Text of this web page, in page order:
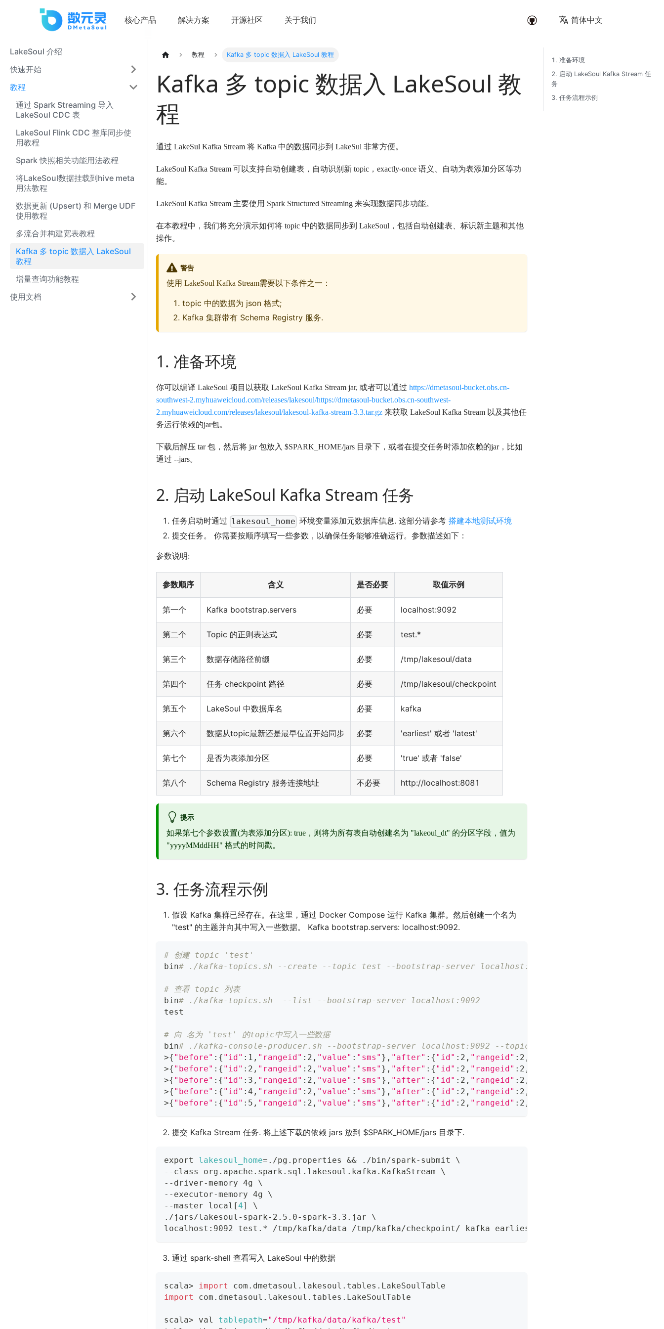
核心产品 解决方案 开源社区 关于我们 简体中文
LakeSoul 介绍
快速开始
教程
通过 Spark Streaming 导入
LakeSoul CDC 表
LakeSoul Flink CDC 整库同步使
用教程
Spark 快照相关功能用法教程
将LakeSoul数据挂载到hive meta
用法教程
数据更新 (Upsert) 和 Merge UDF
使用教程
多流合并构建宽表教程
Kafka 多 topic 数据入 LakeSoul
教程
增量查询功能教程
使用文档
教程 Kafka 多 topic 数据入 LakeSoul 教程
Kafka 多 topic 数据入 LakeSoul 教
程
通过 LakeSul Kafka Stream 将 Kafka 中的数据同步到 LakeSul 非常方便。
LakeSoul Kafka Stream 可以支持自动创建表，自动识别新 topic，exactly-once 语义、自动为表添加分区等功
能。
LakeSoul Kafka Stream 主要使用 Spark Structured Streaming 来实现数据同步功能。
在本教程中，我们将充分演示如何将 topic 中的数据同步到 LakeSoul，包括自动创建表、标识新主题和其他
操作。
警告
使用 LakeSoul Kafka Stream需要以下条件之一：
topic 中的数据为 json 格式;
Kafka 集群带有 Schema Registry 服务.
1. 准备环境
你可以编译 LakeSoul 项目以获取 LakeSoul Kafka Stream jar, 或者可以通过 https://dmetasoul-bucket.obs.cn-
southwest-2.myhuaweicloud.com/releases/lakesoul/https://dmetasoul-bucket.obs.cn-southwest-
2.myhuaweicloud.com/releases/lakesoul/lakesoul-kafka-stream-3.3.tar.gz 来获取 LakeSoul Kafka Stream 以及其他任
务运行依赖的jar包。
下载后解压 tar 包，然后将 jar 包放入 $SPARK_HOME/jars 目录下，或者在提交任务时添加依赖的jar，比如
通过 --jars。
2. 启动 LakeSoul Kafka Stream 任务
任务启动时通过 lakesoul_home 环境变量添加元数据库信息. 这部分请参考搭建本地测试环境
提交任务。 你需要按顺序填写一些参数，以确保任务能够准确运行。参数描述如下：
参数说明:
参数顺序 含义 是否必要 取值示例
第一个 Kafka bootstrap.servers 必要 localhost:9092
第二个 Topic 的正则表达式 必要 test.*
第三个 数据存储路径前缀 必要 /tmp/lakesoul/data
第四个 任务 checkpoint 路径 必要 /tmp/lakesoul/checkpoint
第五个 LakeSoul 中数据库名 必要 kafka
第六个 数据从topic最新还是最早位置开始同步 必要 'earliest' 或者 'latest'
第七个 是否为表添加分区 必要 'true' 或者 'false'
第八个 Schema Registry 服务连接地址 不必要 http://localhost:8081
提示
如果第七个参数设置(为表添加分区): true，则将为所有表自动创建名为 "lakeoul_dt" 的分区字段，值为
"yyyyMMddHH" 格式的时间戳。
3. 任务流程示例
假设 Kafka 集群已经存在。在这里，通过 Docker Compose 运行 Kafka 集群。然后创建一个名为
"test" 的主题并向其中写入一些数据。 Kafka bootstrap.servers: localhost:9092.
# 创建 topic 'test'
bin# ./kafka-topics.sh --create --topic test --bootstrap-server localhost:9092 --replication-factor
# 查看 topic 列表
bin# ./kafka-topics.sh  --list --bootstrap-server localhost:9092
test
# 向 名为 'test' 的topic中写入一些数据
bin# ./kafka-console-producer.sh --bootstrap-server localhost:9092 --topic test
>{ "before" : { "id" :1, "rangeid" :2, "value" : "sms" } , "after" : { "id" :2, "rangeid" :2,
>{ "before" : { "id" :2, "rangeid" :2, "value" : "sms" } , "after" : { "id" :2, "rangeid" :2,
>{ "before" : { "id" :3, "rangeid" :2, "value" : "sms" } , "after" : { "id" :2, "rangeid" :2,
>{ "before" : { "id" :4, "rangeid" :2, "value" : "sms" } , "after" : { "id" :2, "rangeid" :2,
>{ "before" : { "id" :5, "rangeid" :2, "value" : "sms" } , "after" : { "id" :2, "rangeid" :2,
提交 Kafka Stream 任务. 将上述下载的依赖 jars 放到 $SPARK_HOME/jars 目录下.
export lakesoul_home= ./pg.properties && ./bin/spark-submit \
--class org.apache.spark.sql.lakesoul.kafka.KafkaStream \
--driver-memory 4g \
--executor-memory 4g \
--master local [4]
\
./jars/lakesoul-spark-2.5.0-spark-3.3.jar \
localhost:9092 test.* /tmp/kafka/data /tmp/kafka/checkpoint/ kafka earliest
通过 spark-shell 查看写入 LakeSoul 中的数据
scala> import
com.dmetasoul.lakesoul.tables.LakeSoulTable
import
com.dmetasoul.lakesoul.tables.LakeSoulTable
scala> val tablepath="/tmp/kafka/data/kafka/test"
1. 准备环境
2. 启动 LakeSoul Kafka Stream 任
务
3. 任务流程示例